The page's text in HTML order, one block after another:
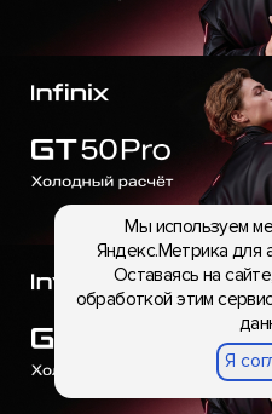
Мы используем
Яндекс.Метрика для
Оставаясь на
обработкой этим
Я